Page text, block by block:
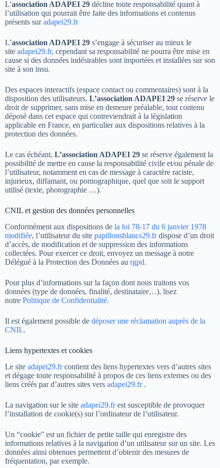
L’association ADAPEI 29 décline toute responsabilité quant à
l’utilisation qui pourrait être faite des informations et contenus
présents suradapei29.fr
L’association ADAPEI 29 s’engage à sécuriser au mieux le
site adapei29.fr, cependant sa responsabilité ne pourra être mise en
cause si des données indésirables sont importées et installées sur son
site à son insu.
Des espaces interactifs (espace contact ou commentaires) sont à la
disposition des utilisateurs. L’association ADAPEI 29 se réserve le
droit de supprimer, sans mise en demeure préalable, tout contenu
déposé dans cet espace qui contreviendrait à la législation
applicable en France, en particulier aux dispositions relatives à la
protection des données.
Le cas échéant, L’association ADAPEI 29 se réserve également la
possibilité de mettre en cause la responsabilité civile et/ou pénale de
l’utilisateur, notamment en cas de message à caractère raciste,
injurieux, diffamant, ou pornographique, quel que soit le support
utilisé (texte, photographie …).
CNIL et gestion des données personnelles
Conformément aux dispositions de la loi 78-17 du 6 janvier 1978
modifiée, l’utilisateur du site papillonsblancs29.frdispose d’un droit
d’accès, de modification et de suppression des informations
collectées. Pour exercer ce droit, envoyez un message à notre
Délégué à la Protection des Données au rgpd.
Pour plus d’informations sur la façon dont nous traitons vos
données (type de données, finalité, destinataire…), lisez
notre Politique de Confidentialité.
Il est également possible de déposer une réclamation auprès de la
CNIL.
Liens hypertextes et cookies
Le site adapei29.frcontient des liens hypertextes vers d’autres sites
et dégage toute responsabilité à propos de ces liens externes ou des
liens créés par d’autres sites vers adapei29.fr.
La navigation sur le site adapei29.frest susceptible de provoquer
l’installation de cookie(s) sur l’ordinateur de l’utilisateur.
Un “cookie” est un fichier de petite taille qui enregistre des
informations relatives à la navigation d’un utilisateur sur un site. Les
données ainsi obtenues permettent d’obtenir des mesures de
fréquentation, par exemple.